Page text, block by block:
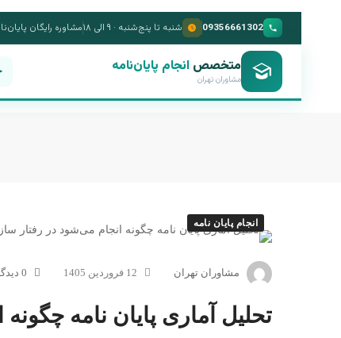
09356661302 شنبه تا پنج‌شنبه · ۹ الی ۱۸ مشاوره رایگان
متخصص انجام پایان‌نامه
مشاوران تهران
انجام پایان نامه
مشاوران تهران 12 فروردین 1405 0 دیدگاه
تحلیل آماری پایان نامه